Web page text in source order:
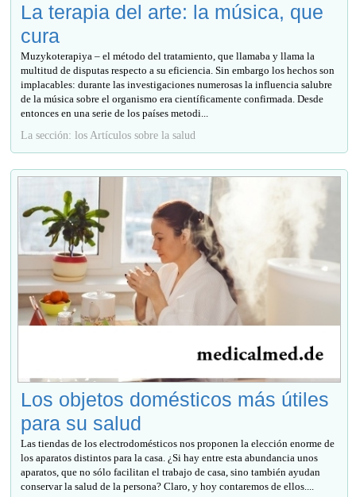
La terapia del arte: la música, que
cura
Muzykoterapiya – el método del tratamiento, que llamaba y llama la
multitud de disputas respecto a su eficiencia. Sin embargo los hechos son
implacables: durante las investigaciones numerosas la influencia salubre
de la música sobre el organismo era científicamente confirmada. Desde
entonces en una serie de los países metodi...
La sección: los Artículos sobre la salud
Los objetos domésticos más útiles
para su salud
Las tiendas de los electrodomésticos nos proponen la elección enorme de
los aparatos distintos para la casa. ¿Si hay entre esta abundancia unos
aparatos, que no sólo facilitan el trabajo de casa, sino también ayudan
conservar la salud de la persona? Claro, y hoy contaremos de ellos....